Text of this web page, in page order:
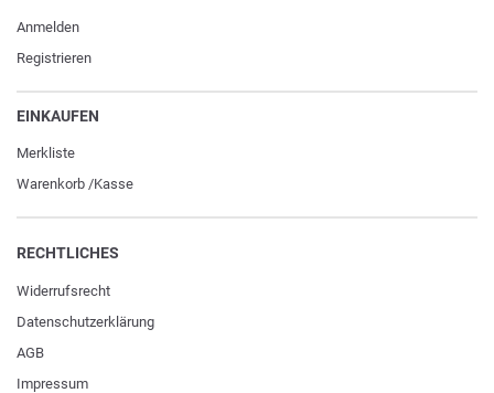
Anmelden
Registrieren
EINKAUFEN
Merkliste
Warenkorb /Kasse
RECHTLICHES
Widerrufs­recht
Daten­schutz­erklärung
AGB
Impressum